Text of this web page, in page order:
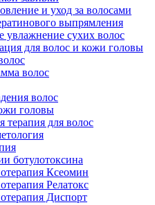
и уход за волосами
выпрямления
увлажнение сухих волос
для волос и кожи головы
волос
волос
головы
терапия для волос
ботулотоксина
Ксеомин
Релатокс
Диспорт